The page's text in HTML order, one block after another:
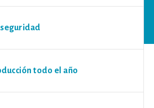
todo el año